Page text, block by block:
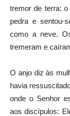
tremor de terra:
pedra e sentou-
como a neve.
tremeram e
O anjo diz às
havia
onde o Senhor
aos discípulos: